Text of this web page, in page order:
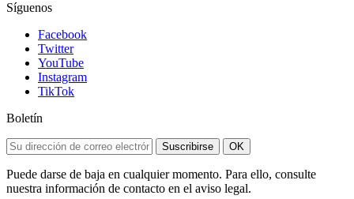
Síguenos
Facebook
Twitter
YouTube
Instagram
TikTok
Boletín
Suscribirse OK
Puede darse de baja en cualquier momento. Para ello, consulte
nuestra información de contacto en el aviso legal.